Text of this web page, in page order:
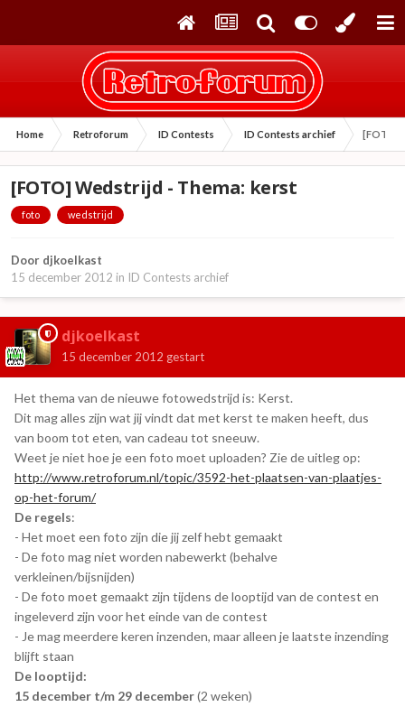
Home Retroforum ID Contests ID Contests archief [FOTO]
[FOTO] Wedstrijd - Thema: kerst
foto wedstrijd
Door djkoelkast
15 december 2012 in ID Contests archief
djkoelkast
15 december 2012 gestart
Het thema van de nieuwe fotowedstrijd is: Kerst.
Dit mag alles zijn wat jij vindt dat met kerst te maken heeft, dus
van boom tot eten, van cadeau tot sneeuw.
Weet je niet hoe je een foto moet uploaden? Zie de uitleg op:
http://www.retroforum.nl/topic/3592-het-plaatsen-van-plaatjes-
op-het-forum/
De regels:
- Het moet een foto zijn die jij zelf hebt gemaakt
- De foto mag niet worden nabewerkt (behalve
verkleinen/bijsnijden)
- De foto moet gemaakt zijn tijdens de looptijd van de contest en
ingeleverd zijn voor het einde van de contest
- Je mag meerdere keren inzenden, maar alleen je laatste inzending
blijft staan
De looptijd:
15 december t/m 29 december(2 weken)